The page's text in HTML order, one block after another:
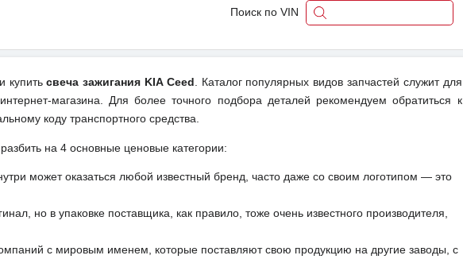
Поиск по VIN
купитьсвеча зажигания KIA Ceed
. Каталог популярных видов запчастей служит для
магазина. Для более точного подбора деталей рекомендуем обратиться к
коду транспортного средства.
на 4 основные ценовые категории:
может оказаться любой известный бренд, часто даже со своим логотипом — это
но в упаковке поставщика, как правило, тоже очень известного производителя,
с мировым именем, которые поставляют свою продукцию на другие заводы, с